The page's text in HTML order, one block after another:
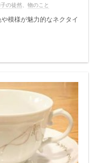
の徒然、 物のこと
模様が魅力的なネクタイ